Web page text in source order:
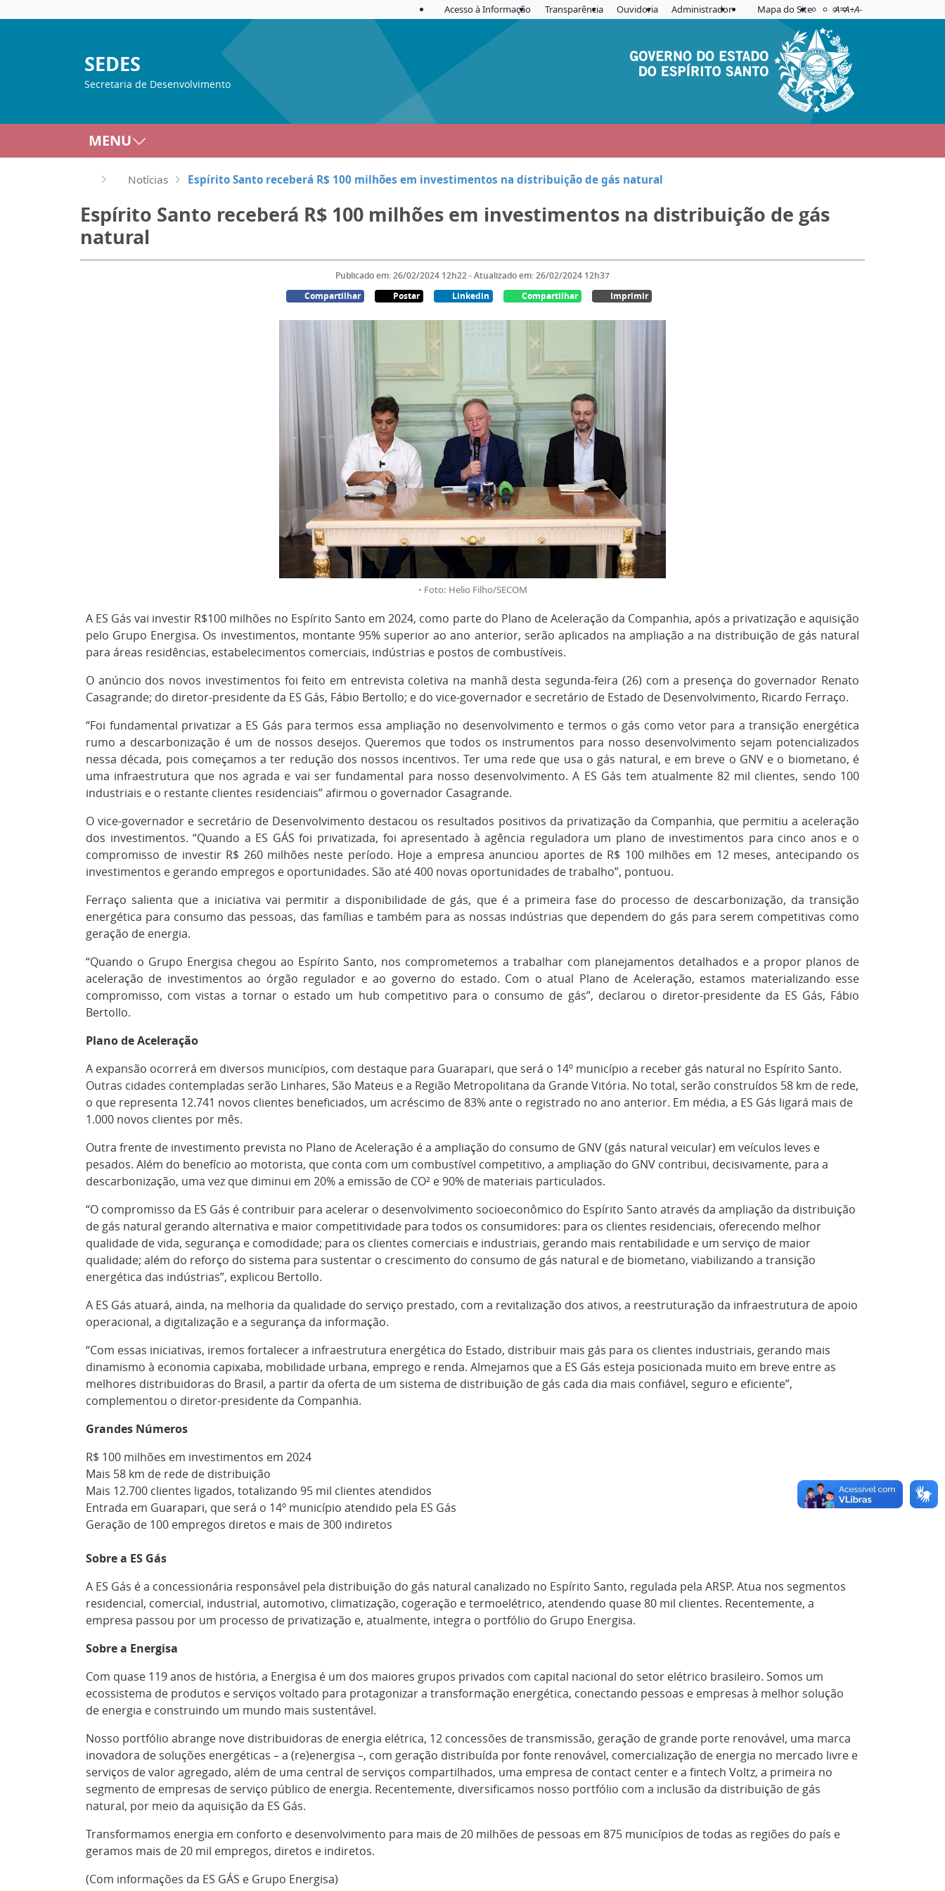
Acesso à Informação Transparência Ouvidoria Administrador Mapa do Site Acessibilidade
Aplicar contraste
A=A+A-
SEDES
Secretaria de Desenvolvimento
MENU
Notícias Espírito Santo receberá R$ 100 milhões em investimentos na distribuição de gás natural
Espírito Santo receberá R$ 100 milhões em investimentos na distribuição de gás
natural
Publicado em: 26/02/2024 12h22 - Atualizado em: 26/02/2024 12h37
Compartilhar
Postar Linkedin Compartilhar Imprimir
Foto: Helio Filho/SECOM
A ES Gás vai investir R$100 milhões no Espírito Santo em 2024, como parte do Plano de Aceleração da Companhia, após a privatização e aquisição
pelo Grupo Energisa. Os investimentos, montante 95% superior ao ano anterior, serão aplicados na ampliação a na distribuição de gás natural
para áreas residências, estabelecimentos comerciais, indústrias e postos de combustíveis.
O anúncio dos novos investimentos foi feito em entrevista coletiva na manhã desta segunda-feira (26) com a presença do governador Renato
Casagrande; do diretor-presidente da ES Gás, Fábio Bertollo; e do vice-governador e secretário de Estado de Desenvolvimento, Ricardo Ferraço.
“Foi fundamental privatizar a ES Gás para termos essa ampliação no desenvolvimento e termos o gás como vetor para a transição energética
rumo a descarbonização é um de nossos desejos. Queremos que todos os instrumentos para nosso desenvolvimento sejam potencializados
nessa década, pois começamos a ter redução dos nossos incentivos. Ter uma rede que usa o gás natural, e em breve o GNV e o biometano, é
uma infraestrutura que nos agrada e vai ser fundamental para nosso desenvolvimento. A ES Gás tem atualmente 82 mil clientes, sendo 100
industriais e o restante clientes residenciais” afirmou o governador Casagrande.
O vice-governador e secretário de Desenvolvimento destacou os resultados positivos da privatização da Companhia, que permitiu a aceleração
dos investimentos. “Quando a ES GÁS foi privatizada, foi apresentado à agência reguladora um plano de investimentos para cinco anos e o
compromisso de investir R$ 260 milhões neste período. Hoje a empresa anunciou aportes de R$ 100 milhões em 12 meses, antecipando os
investimentos e gerando empregos e oportunidades. São até 400 novas oportunidades de trabalho”, pontuou.
Ferraço salienta que a iniciativa vai permitir a disponibilidade de gás, que é a primeira fase do processo de descarbonização, da transição
energética para consumo das pessoas, das famílias e também para as nossas indústrias que dependem do gás para serem competitivas como
geração de energia.
“Quando o Grupo Energisa chegou ao Espírito Santo, nos comprometemos a trabalhar com planejamentos detalhados e a propor planos de
aceleração de investimentos ao órgão regulador e ao governo do estado. Com o atual Plano de Aceleração, estamos materializando esse
compromisso, com vistas a tornar o estado um hub competitivo para o consumo de gás”, declarou o diretor-presidente da ES Gás, Fábio
Bertollo.
Plano de Aceleração
A expansão ocorrerá em diversos municípios, com destaque para Guarapari, que será o 14º município a receber gás natural no Espírito Santo.
Outras cidades contempladas serão Linhares, São Mateus e a Região Metropolitana da Grande Vitória. No total, serão construídos 58 km de rede,
o que representa 12.741 novos clientes beneficiados, um acréscimo de 83% ante o registrado no ano anterior. Em média, a ES Gás ligará mais de
1.000 novos clientes por mês.
Outra frente de investimento prevista no Plano de Aceleração é a ampliação do consumo de GNV (gás natural veicular) em veículos leves e
pesados. Além do benefício ao motorista, que conta com um combustível competitivo, a ampliação do GNV contribui, decisivamente, para a
descarbonização, uma vez que diminui em 20% a emissão de CO² e 90% de materiais particulados.
“O compromisso da ES Gás é contribuir para acelerar o desenvolvimento socioeconômico do Espírito Santo através da ampliação da distribuição
de gás natural gerando alternativa e maior competitividade para todos os consumidores: para os clientes residenciais, oferecendo melhor
qualidade de vida, segurança e comodidade; para os clientes comerciais e industriais, gerando mais rentabilidade e um serviço de maior
qualidade; além do reforço do sistema para sustentar o crescimento do consumo de gás natural e de biometano, viabilizando a transição
energética das indústrias”, explicou Bertollo.
A ES Gás atuará, ainda, na melhoria da qualidade do serviço prestado, com a revitalização dos ativos, a reestruturação da infraestrutura de apoio
operacional, a digitalização e a segurança da informação.
“Com essas iniciativas, iremos fortalecer a infraestrutura energética do Estado, distribuir mais gás para os clientes industriais, gerando mais
dinamismo à economia capixaba, mobilidade urbana, emprego e renda. Almejamos que a ES Gás esteja posicionada muito em breve entre as
melhores distribuidoras do Brasil, a partir da oferta de um sistema de distribuição de gás cada dia mais confiável, seguro e eficiente”,
complementou o diretor-presidente da Companhia.
Grandes Números
R$ 100 milhões em investimentos em 2024
Mais 58 km de rede de distribuição
Mais 12.700 clientes ligados, totalizando 95 mil clientes atendidos
Entrada em Guarapari, que será o 14º município atendido pela ES Gás
Geração de 100 empregos diretos e mais de 300 indiretos
Sobre a ES Gás
A ES Gás é a concessionária responsável pela distribuição do gás natural canalizado no Espírito Santo, regulada pela ARSP. Atua nos segmentos
residencial, comercial, industrial, automotivo, climatização, cogeração e termoelétrico, atendendo quase 80 mil clientes. Recentemente, a
empresa passou por um processo de privatização e, atualmente, integra o portfólio do Grupo Energisa.
Sobre a Energisa
Com quase 119 anos de história, a Energisa é um dos maiores grupos privados com capital nacional do setor elétrico brasileiro. Somos um
ecossistema de produtos e serviços voltado para protagonizar a transformação energética, conectando pessoas e empresas à melhor solução
de energia e construindo um mundo mais sustentável.
Nosso portfólio abrange nove distribuidoras de energia elétrica, 12 concessões de transmissão, geração de grande porte renovável, uma marca
inovadora de soluções energéticas – a (re)energisa –, com geração distribuída por fonte renovável, comercialização de energia no mercado livre e
serviços de valor agregado, além de uma central de serviços compartilhados, uma empresa de contact center e a fintech Voltz, a primeira no
segmento de empresas de serviço público de energia. Recentemente, diversificamos nosso portfólio com a inclusão da distribuição de gás
natural, por meio da aquisição da ES Gás.
Transformamos energia em conforto e desenvolvimento para mais de 20 milhões de pessoas em 875 municípios de todas as regiões do país e
geramos mais de 20 mil empregos, diretos e indiretos.
(Com informações da ES GÁS e Grupo Energisa)